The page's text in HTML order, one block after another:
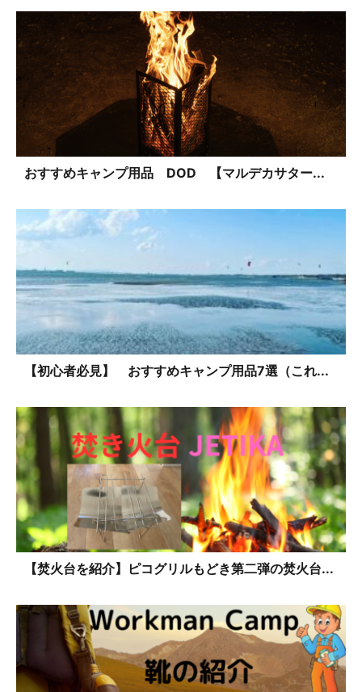
おすすめキャンプ用品 DOD 【マルデカサター...
【初心者必見】 おすすめキャンプ用品7選（これ...
【焚火台を紹介】ピコグリルもどき第二弾の焚火台...